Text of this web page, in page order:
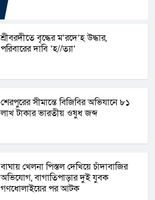
শ্রীবরদীতে বৃদ্ধের ম’রদে’হ উদ্ধার,
পরিবারের দাবি ‘হ//ত্যা’
শেরপুরের সীমান্তে বিজিবির অভিযানে ৮১
লাখ টাকার ভারতীয় ওষুধ জব্দ
বাঘায় খেলনা পিস্তল দেখিয়ে চাঁদাবাজির
অভিযোগ, বাগাতিপাড়ার দুই যুবক
গণধোলাইয়ের পর আটক